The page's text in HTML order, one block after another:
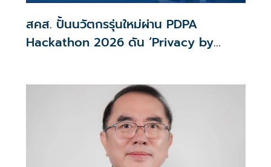
สคส. ปั้นนวัตกรรุ่นใหม่ผ่าน PDPA
Hackathon 2026 ดัน ‘Privacy by